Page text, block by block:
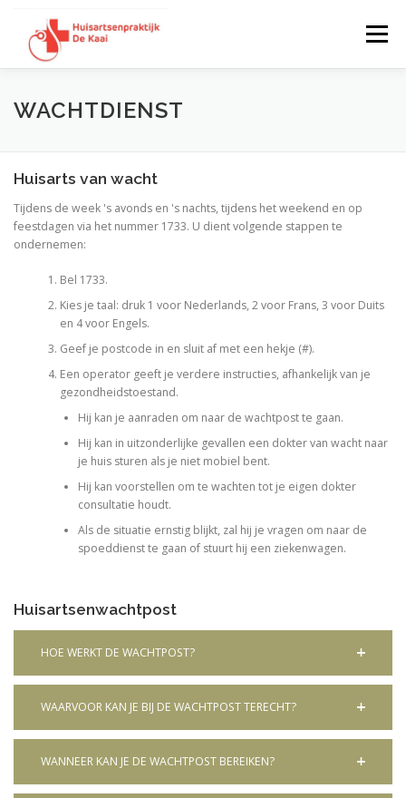
Menu
AFSPRAAK MAKEN TEAM
PRAKTIJKINFORMATIE
VERTEGENWOORDIGERS
CONTACT
WACHTDIENST
Huisarts van wacht
Tijdens de week 's avonds en 's nachts, tijdens het weekend en op
feestdagen via het nummer 1733. U dient volgende stappen te
ondernemen:
Bel 1733.
Kies je taal: druk 1 voor Nederlands, 2 voor Frans, 3 voor Duits
en 4 voor Engels.
Geef je postcode in en sluit af met een hekje (#).
Een operator geeft je verdere instructies, afhankelijk van je
gezondheidstoestand.
Hij kan je aanraden om naar de wachtpost te gaan.
Hij kan in uitzonderlijke gevallen een dokter van wacht naar
je huis sturen als je niet mobiel bent.
Hij kan voorstellen om te wachten tot je eigen dokter
consultatie houdt.
Als de situatie ernstig blijkt, zal hij je vragen om naar de
spoeddienst te gaan of stuurt hij een ziekenwagen.
Huisartsenwachtpost
HOE WERKT DE WACHTPOST?
WAARVOOR KAN JE BIJ DE WACHTPOST TERECHT?
WANNEER KAN JE DE WACHTPOST BEREIKEN?